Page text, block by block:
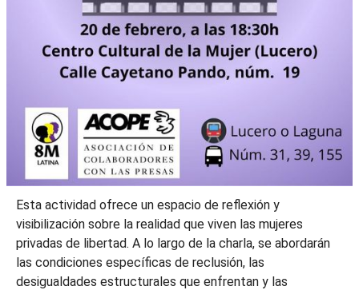
Esta actividad ofrece un espacio de reflexión y
visibilización sobre la realidad que viven las mujeres
privadas de libertad. A lo largo de la charla, se abordarán
las condiciones específicas de reclusión, las
desigualdades estructurales que enfrentan y las